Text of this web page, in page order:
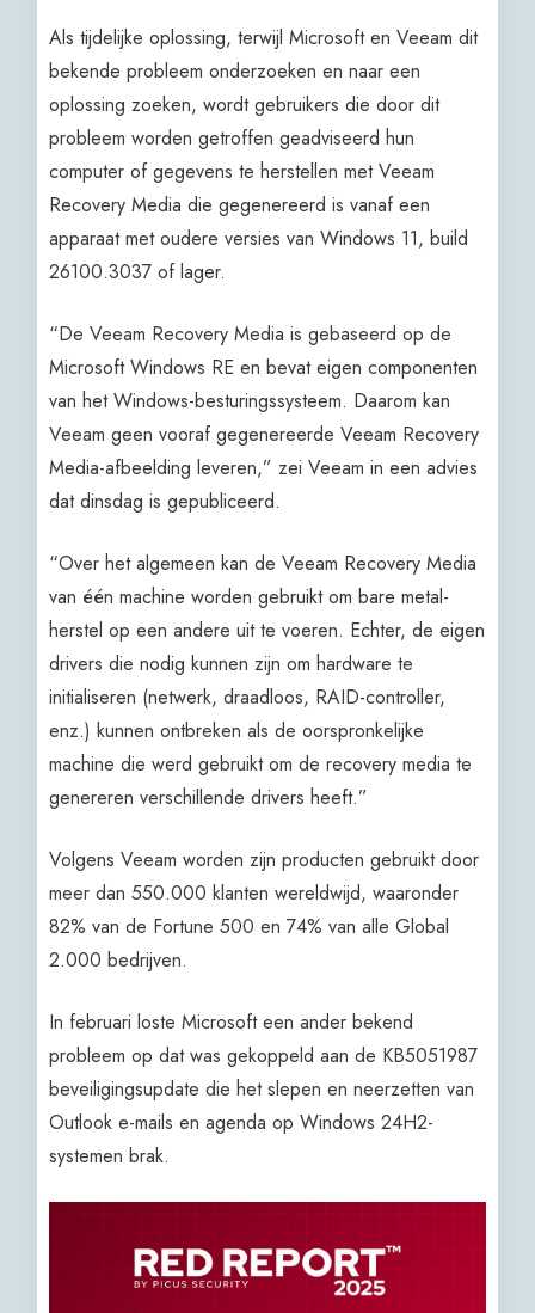
​Als tijdelijke oplossing, terwijl Microsoft en Veeam dit
bekende probleem onderzoeken en naar een
oplossing zoeken, wordt gebruikers die door dit
probleem worden getroffen geadviseerd hun
computer of gegevens te herstellen met Veeam
Recovery Media die gegenereerd is vanaf een
apparaat met oudere versies van Windows 11, build
26100.3037 of lager.
“De Veeam Recovery Media is gebaseerd op de
Microsoft Windows RE en bevat eigen componenten
van het Windows-besturingssysteem. Daarom kan
Veeam geen vooraf gegenereerde Veeam Recovery
Media-afbeelding leveren,” zei Veeam in een advies
dat dinsdag is gepubliceerd.
“Over het algemeen kan de Veeam Recovery Media
van één machine worden gebruikt om bare metal-
herstel op een andere uit te voeren. Echter, de eigen
drivers die nodig kunnen zijn om hardware te
initialiseren (netwerk, draadloos, RAID-controller,
enz.) kunnen ontbreken als de oorspronkelijke
machine die werd gebruikt om de recovery media te
genereren verschillende drivers heeft.”
Volgens Veeam worden zijn producten gebruikt door
meer dan 550.000 klanten wereldwijd, waaronder
82% van de Fortune 500 en 74% van alle Global
2.000 bedrijven.
In februari loste Microsoft een ander bekend
probleem op dat was gekoppeld aan de KB5051987
beveiligingsupdate die het slepen en neerzetten van
Outlook e-mails en agenda op Windows 24H2-
systemen brak.